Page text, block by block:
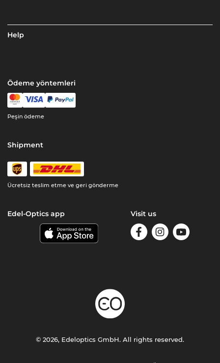
Help
Ödeme yöntemleri
Peşin ödeme
Shipment
Ücretsiz teslim etme ve geri gönderme
Edel-Optics app Visit us
© 2026, Edeloptics GmbH. All rights reserved.